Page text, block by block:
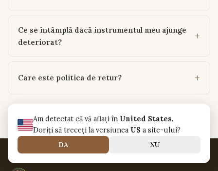
Am detectat că vă aflați în United States.
Doriți să treceți la versiunea US a site-ului?
DA
NU
Ce se întâmplă dacă instrumentul meu ajunge
deteriorat?
Care este politica de retur?